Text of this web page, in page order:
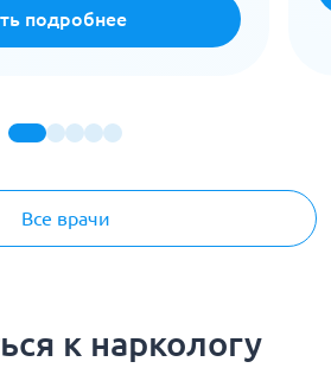
Все врачи
подробнее
к наркологу